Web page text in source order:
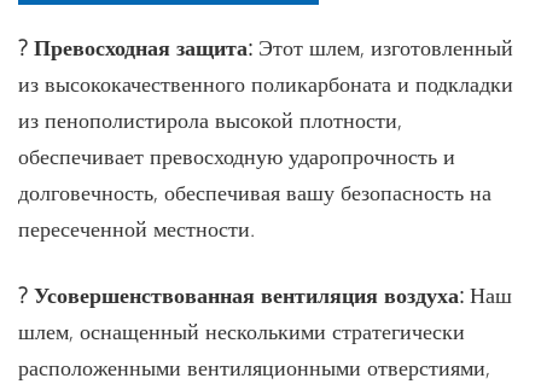
?️ Превосходная защита: Этот шлем, изготовленный
из высококачественного поликарбоната и подкладки
из пенополистирола высокой плотности,
обеспечивает превосходную ударопрочность и
долговечность, обеспечивая вашу безопасность на
пересеченной местности.
? Усовершенствованная вентиляция воздуха: Наш
шлем, оснащенный несколькими стратегически
расположенными вентиляционными отверстиями,